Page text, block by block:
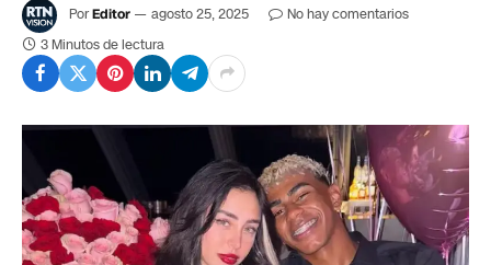
PorEditor agosto 25, 2025
No hay comentarios
3 Minutos de lectura